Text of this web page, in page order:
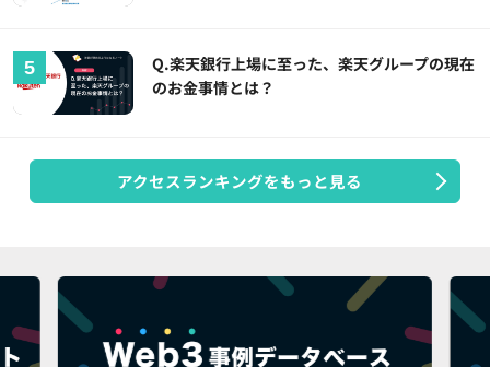
Q.楽天銀行上場に至った、楽天グループの現在
のお金事情とは？
アクセスランキングをもっと見る